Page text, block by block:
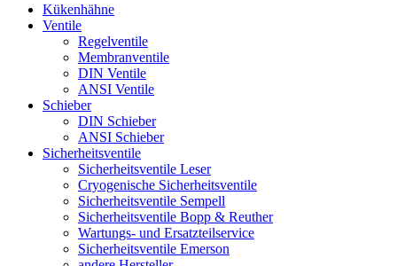
Kükenhähne
Ventile
Regelventile
Membranventile
DIN Ventile
ANSI Ventile
Schieber
DIN Schieber
ANSI Schieber
Sicherheitsventile
Sicherheitsventile Leser
Cryogenische Sicherheitsventile
Sicherheitsventile Sempell
Sicherheitsventile Bopp & Reuther
Wartungs- und Ersatzteilservice
Sicherheitsventile Emerson